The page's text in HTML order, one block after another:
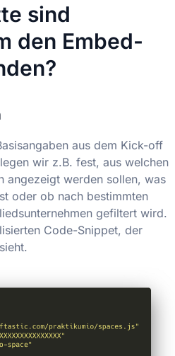
sind
den Embed-
aus dem Kick-off
wir z.B. fest, aus welchen
angezeigt werden sollen, was
oder ob nach bestimmten
gefiltert wird.
Code-Snippet, der